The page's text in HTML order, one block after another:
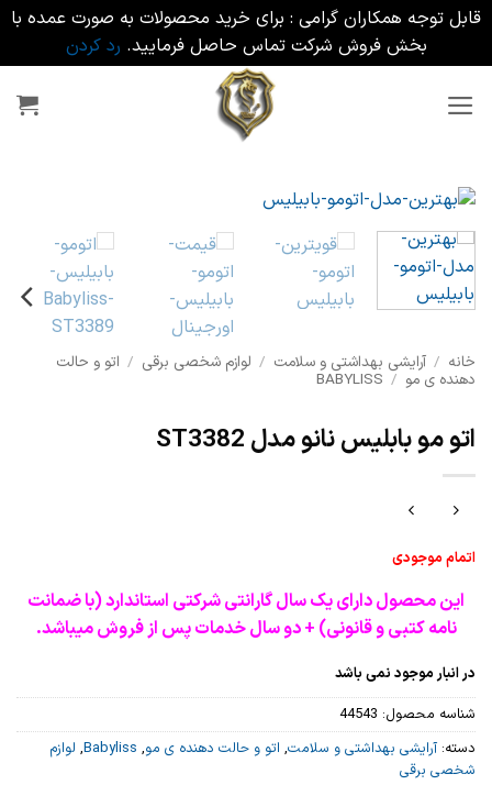
قابل توجه همکاران گرامی : برای خرید محصولات به صورت عمده با
بخش فروش شرکت تماس حاصل فرمایید. رد کردن
خانه / آرایشی بهداشتی و سلامت / لوازم شخصی برقی / اتو و حالت
دهنده ی مو /
BABYLISS
اتو مو بابلیس نانو مدل ST3382
اتمام موجودی
این محصول دارای یک سال گارانتی شرکتی استاندارد (با ضمانت
نامه کتبی و قانونی) + دو سال خدمات پس از فروش میباشد.
در انبار موجود نمی باشد
شناسه محصول: 44543
دسته: آرایشی بهداشتی و سلامت, اتو و حالت دهنده ی مو,
Babyliss
, لوازم
شخصی برقی